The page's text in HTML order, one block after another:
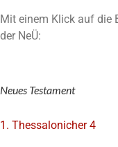
Mit einem Klick auf die
der NeÜ:
Neues Testament
1. Thessalonicher 4